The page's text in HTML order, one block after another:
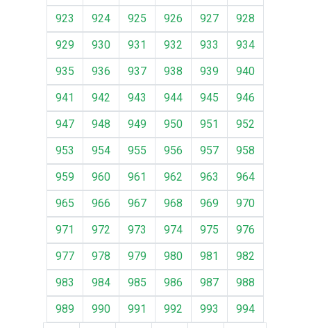
923
924 925 926 927
928
929
930 931 932 933
934
935
936 937 938 939
940
941
942 943 944 945
946
947
948 949 950 951
952
953
954 955 956 957
958
959
960 961 962 963
964
965
966 967 968 969
970
971
972 973 974 975
976
977
978 979 980 981
982
983
984 985 986 987
988
989
990 991 992 993
994